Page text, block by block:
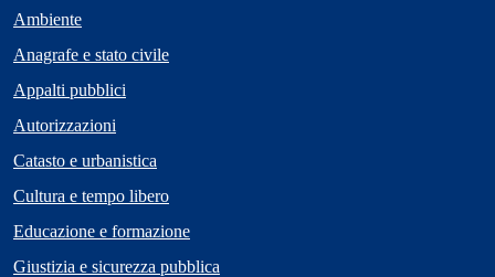
Ambiente
Anagrafe e stato civile
Appalti pubblici
Autorizzazioni
Catasto e urbanistica
Cultura e tempo libero
Educazione e formazione
Giustizia e sicurezza pubblica